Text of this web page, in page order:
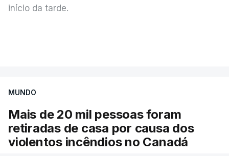
início da tarde.
MUNDO
Mais de 20 mil pessoas foram
retiradas de casa por causa dos
violentos incêndios no Canadá